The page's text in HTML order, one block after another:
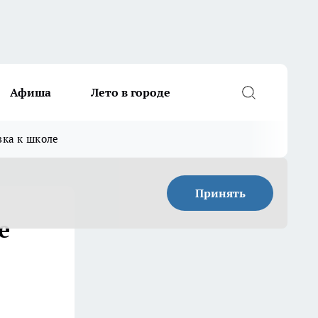
Афиша Лето в городе
к школе
Принять